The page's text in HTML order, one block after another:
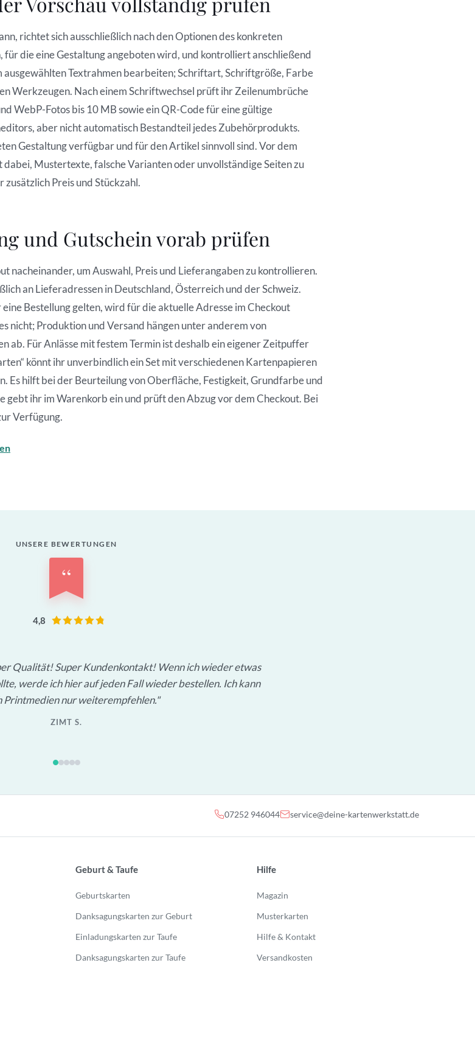
richtet sich ausschließlich nach den Optionen des konkreten
die eine Gestaltung angeboten wird, und kontrolliert anschließend
ausgewählten Textrahmen bearbeiten; Schriftart, Schriftgröße, Farbe
Werkzeugen. Nach einem Schriftwechsel prüft ihr Zeilenumbrüche
WebP-Fotos bis 10 MB sowie ein QR-Code für eine gültige
aber nicht automatisch Bestandteil jedes Zubehörprodukts.
Gestaltung verfügbar und für den Artikel sinnvoll sind. Vor dem
Mustertexte, falsche Varianten oder unvollständige Seiten zu
Preis und Stückzahl.
und Gutschein vorab prüfen
nacheinander, um Auswahl, Preis und Lieferangaben zu kontrollieren.
an Lieferadressen in Deutschland, Österreich und der Schweiz.
Bestellung gelten, wird für die aktuelle Adresse im Checkout
nicht; Produktion und Versand hängen unter anderem von
ab. Für Anlässe mit festem Termin ist deshalb ein eigener Zeitpuffer
könnt ihr unverbindlich ein Set mit verschiedenen Kartenpapieren
Es hilft bei der Beurteilung von Oberfläche, Festigkeit, Grundfarbe und
gebt ihr im Warenkorb ein und prüft den Abzug vor dem Checkout. Bei
Verfügung.
UNSERE BEWERTUNGEN
“
4,8
Qualität! Super Kundenkontakt! Wenn ich wieder etwas
werde ich hier auf jeden Fall wieder bestellen. Ich kann
Printmedien nur weiterempfehlen.
ZIMT S.
07252 946044 service@deine-kartenwerkstatt.de
Geburt & Taufe
Geburtskarten
Danksagungskarten zur Geburt
Einladungskarten zur Taufe
Danksagungskarten zur Taufe
Hilfe
Magazin
Musterkarten
Hilfe & Kontakt
Versandkosten